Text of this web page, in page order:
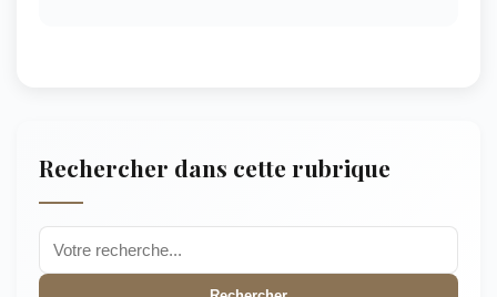
Rechercher dans cette rubrique